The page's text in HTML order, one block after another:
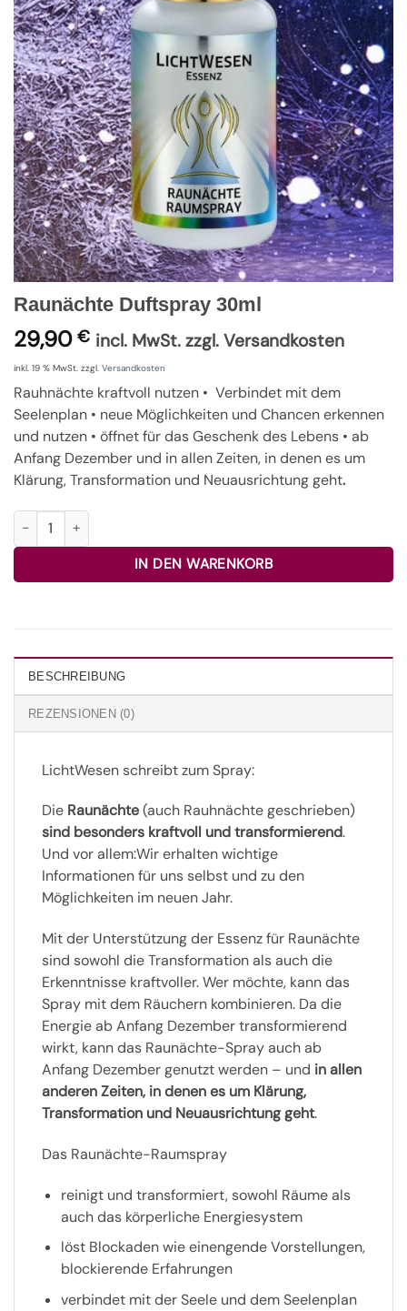
Raunächte Duftspray 30ml
29,90 € incl. MwSt. zzgl. Versandkosten
inkl. 19 % MwSt. zzgl. Versandkosten
Rauhnächte kraftvoll nutzen • Verbindet mit dem
Seelenplan • neue Möglichkeiten und Chancen erkennen
und nutzen • öffnet für das Geschenk des Lebens • ab
Anfang Dezember und in allen Zeiten, in denen es um
Klärung, Transformation und Neuausrichtung geht.
Raunächte Duftspray 30ml Menge
IN DEN WARENKORB
BESCHREIBUNG
REZENSIONEN (0)
LichtWesen schreibt zum Spray:
Die Raunächte(auch Rauhnächte geschrieben)
sind besonders kraftvoll und transformierend.
Und vor allem:Wir erhalten wichtige
Informationen für uns selbst und zu den
Möglichkeiten im neuen Jahr.
Mit der Unterstützung der Essenz für Raunächte
sind sowohl die Transformation als auch die
Erkenntnisse kraftvoller. Wer möchte, kann das
Spray mit dem Räuchern kombinieren. Da die
Energie ab Anfang Dezember transformierend
wirkt, kann das Raunächte-Spray auch ab
Anfang Dezember genutzt werden – und in allen
anderen Zeiten, in denen es um Klärung,
Transformation und Neuausrichtung geht.
Das Raunächte-Raumspray
reinigt und transformiert, sowohl Räume als
auch das körperliche Energiesystem
löst Blockaden wie einengende Vorstellungen,
blockierende Erfahrungen
verbindet mit der Seele und dem Seelenplan